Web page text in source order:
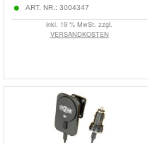
ART. NR.: 3004347
inkl. 19 % MwSt. zzgl.
VERSANDKOSTEN